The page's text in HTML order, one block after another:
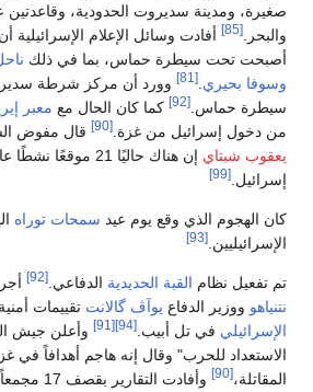
صغيرة، ومدينة سديروت الحدودية، وقاعدتين
والبحر.
[85]
أفادت وسائل الإعلام الإسرائيلية
أصبحت تحت سيطرة حماس، بما في ذلك
وسوفا بحيري [81]
وورد أن مركز شرطة
سيطرة حماس. [92] كما كان الحال مع معبر
من دخول إسرائيل من غزة. [90]
قال مفوض
يعقوب شبتاي
إن هناك حاليًا 21
إسرائيل. [99]
كان الهجوم الذي وقع يوم عيد سمحات توراه
الإسرائيليين. [93]
تم تفعيل نظام القبة الحديدية الدفاعي. [92]
نتنياهو ووزير الدفاع يوآڤ گالانت تقييمات
الإسرائيلي في تل أبيب. [94]
[91]
وأعلن جيش
الاستعداد للحرب" وقال إنه هاجم أهدافاً في
المقاتلة،[90] وأفادت التقارير بقصف 17 مجمعاً عسكرياً لحماس.